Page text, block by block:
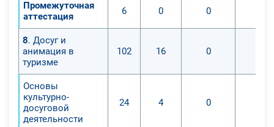
Промежуточная
аттестация
6 0 0
8. Досуг и
анимация в
туризме
102 16 0
Основы
культурно-
досуговой
деятельности
24 4 0